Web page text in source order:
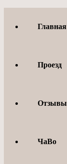
содержимомуГлавная
Проезд
Отзывы
ЧаВо